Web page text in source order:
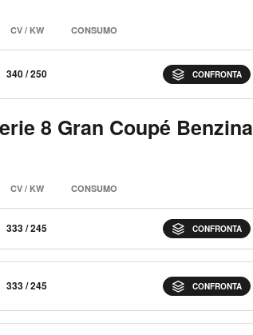
CV / KW CONSUMO
340 / 250 CONFRONTA
8 Gran Coupé Benzina
CV / KW CONSUMO
333 / 245 CONFRONTA
333 / 245 CONFRONTA